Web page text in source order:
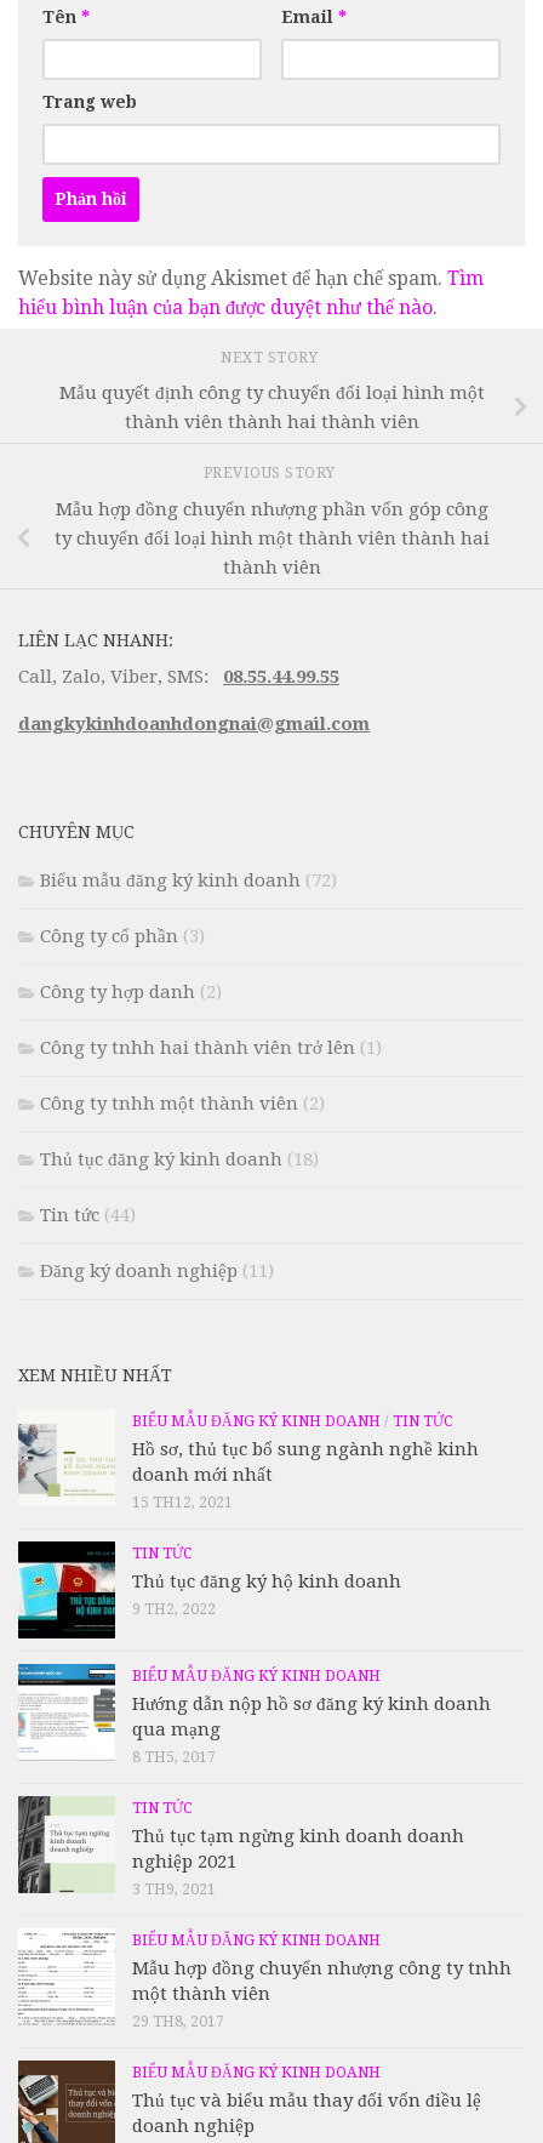
Tên * Email *
Trang web
Website này sử dụng Akismet để hạn chế spam. Tìm
hiểu bình luận của bạn được duyệt như thế nào.
NEXT STORY
Mẫu quyết định công ty chuyển đổi loại hình một
thành viên thành hai thành viên
PREVIOUS STORY
Mẫu hợp đồng chuyển nhượng phần vốn góp công
ty chuyển đổi loại hình một thành viên thành hai
thành viên
LIÊN LẠC NHANH:
Call, Zalo, Viber, SMS: 08.55.44.99.55
dangkykinhdoanhdongnai@gmail.com
CHUYÊN MỤC
Biểu mẫu đăng ký kinh doanh (72)
Công ty cổ phần (3)
Công ty hợp danh (2)
Công ty tnhh hai thành viên trở lên (1)
Công ty tnhh một thành viên (2)
Thủ tục đăng ký kinh doanh (18)
Tin tức (44)
Đăng ký doanh nghiệp (11)
XEM NHIỀU NHẤT
BIỂU MẪU ĐĂNG KÝ KINH DOANH / TIN TỨC
Hồ sơ, thủ tục bổ sung ngành nghề kinh
doanh mới nhất
15 TH12, 2021
TIN TỨC
Thủ tục đăng ký hộ kinh doanh
9 TH2, 2022
BIỂU MẪU ĐĂNG KÝ KINH DOANH
Hướng dẫn nộp hồ sơ đăng ký kinh doanh
qua mạng
8 TH5, 2017
TIN TỨC
Thủ tục tạm ngừng kinh doanh doanh
nghiệp 2021
3 TH9, 2021
BIỂU MẪU ĐĂNG KÝ KINH DOANH
Mẫu hợp đồng chuyển nhượng công ty tnhh
một thành viên
29 TH8, 2017
BIỂU MẪU ĐĂNG KÝ KINH DOANH
Thủ tục và biểu mẫu thay đổi vốn điều lệ
doanh nghiệp